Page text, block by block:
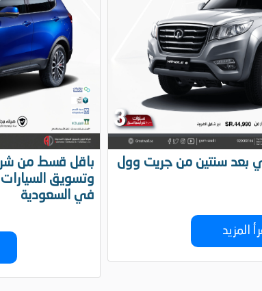
وتسويق
في السعودية
بعد سنتين من جريت وول
المزيد